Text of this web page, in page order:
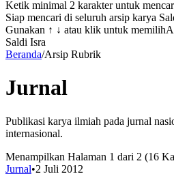
Ketik minimal 2 karakter untuk
Siap mencari di seluruh arsip karya
Gunakan ↑ ↓ atau klik untuk memilih
Saldi Isra
Beranda/Arsip Rubrik
Jurnal
Publikasi karya ilmiah pada jurnal
internasional.
Menampilkan Halaman 1 dari 2 (16
Jurnal•2 Juli 2012